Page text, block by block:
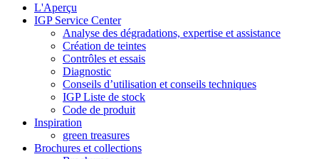
L'Aperçu
IGP Service Center
Analyse des dégradations, expertise et assistance
Création de teintes
Contrôles et essais
Diagnostic
Conseils d’utilisation et conseils techniques
IGP Liste de stock
Code de produit
Inspiration
green treasures
Brochures et collections